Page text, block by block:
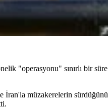
"operasyonu" sınırlı bir
müzakerelerin